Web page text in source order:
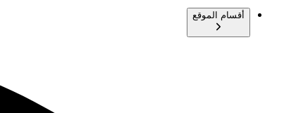
أقسام الموقع